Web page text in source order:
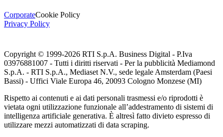
CorporateCookie Policy
Privacy Policy
Copyright © 1999-2026 RTI S.p.A. Business Digital - P.Iva
03976881007 - Tutti i diritti riservati - Per la pubblicità Mediamond
S.p.A. - RTI S.p.A., Mediaset N.V., sede legale Amsterdam (Paesi
Bassi) - Uffici Viale Europa 46, 20093 Cologno Monzese (MI)
Rispetto ai contenuti e ai dati personali trasmessi e/o riprodotti è
vietata ogni utilizzazione funzionale all’addestramento di sistemi di
intelligenza artificiale generativa. È altresì fatto divieto espresso di
utilizzare mezzi automatizzati di data scraping.